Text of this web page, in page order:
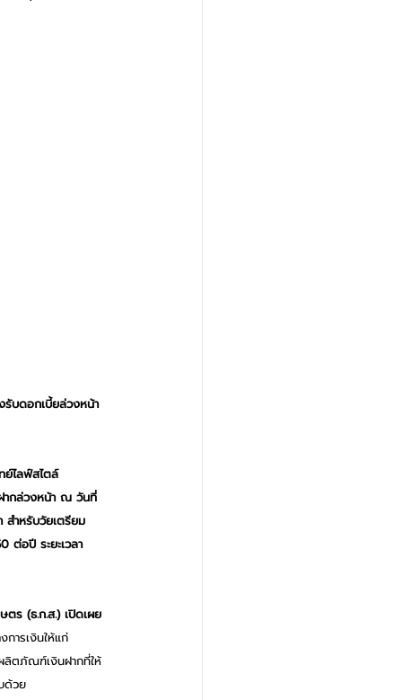
รับดอกเบี้ยล่วงหน้า
ย์ไลฟ์สไตล์
ากล่วงหน้า ณ วันที่
สำหรับวัยเตรียม
ต่อปี ระยะเวลา
ตร (ธ.ก.ส.) เปิดเผย
การเงินให้แก่
ลิตภัณฑ์เงินฝากที่ให้
ด้วย